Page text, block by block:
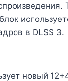
в DLSS 3.
новый